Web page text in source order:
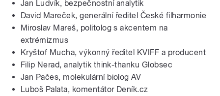
Jan Ludvík, bezpečnostní analytik
David Mareček, generální ředitel České filharmonie
Miroslav Mareš, politolog s akcentem na
extrémizmus
Kryštof Mucha, výkonný ředitel KVIFF a producent
Filip Nerad, analytik think-thanku Globsec
Jan Pačes, molekulární biolog AV
Luboš Palata, komentátor Deník.cz